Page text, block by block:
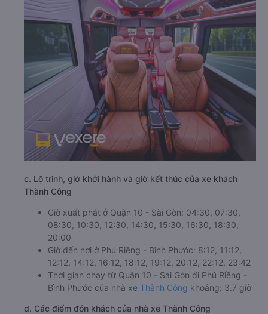
c. Lộ trình, giờ khởi hành và giờ kết thúc của xe khách
Thành Công
Giờ xuất phát ở Quận 10 - Sài Gòn: 04:30, 07:30,
08:30, 10:30, 12:30, 14:30, 15:30, 16:30, 18:30,
20:00
Giờ đến nơi ở Phú Riềng - Bình Phước: 8:12, 11:12,
12:12, 14:12, 16:12, 18:12, 19:12, 20:12, 22:12, 23:42
Thời gian chạy từ Quận 10 - Sài Gòn đi Phú Riềng -
Bình Phước của nhà xe Thành Công khoảng: 3.7 giờ
d. Các điểm đón khách của nhà xe Thành Công